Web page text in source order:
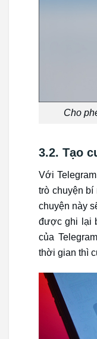
Cho
3.2. Tạo
Với
trò chuyện
chuyện này
được ghi lại
của
thời gian thì